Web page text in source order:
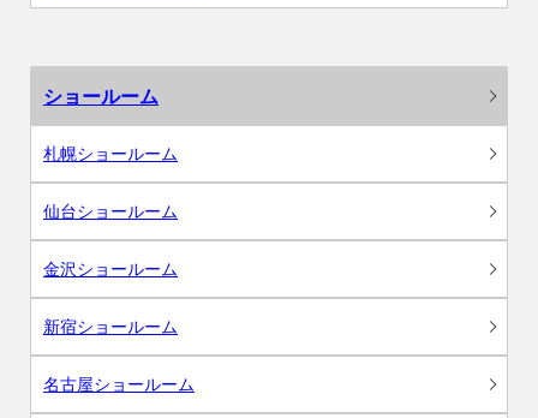
ショールーム
札幌ショールーム
仙台ショールーム
金沢ショールーム
新宿ショールーム
名古屋ショールーム